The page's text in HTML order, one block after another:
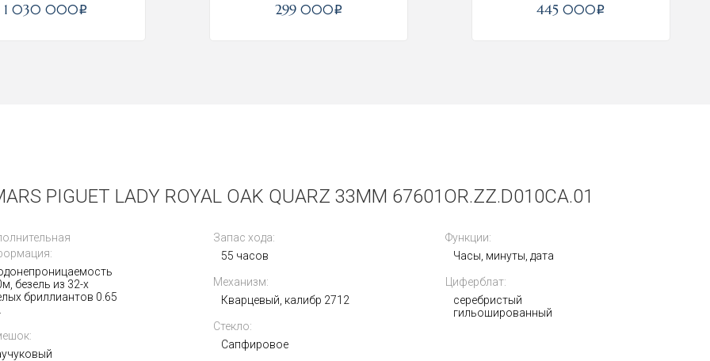
1 030 000i 299 000i 445 000i
PIGUET LADY ROYAL OAK QUARZ 33MM 67601OR.ZZ.D010CA.01
безель из 32-х
бриллиантов 0.65
Запас хода:
55 часов
Механизм:
Кварцевый, калибр 2712
Стекло:
Сапфировое
Функции:
Часы, минуты, дата
Циферблат:
серебристый
гильошированный